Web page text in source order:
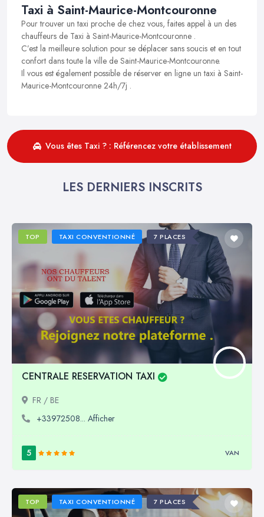
Taxi à Saint-Maurice-Montcouronne
Pour trouver un taxi proche de chez vous, faites appel à un des
chauffeurs de Taxi à Saint-Maurice-Montcouronne .
C’est la meilleure solution pour se déplacer sans soucis et en tout
confort dans toute la ville de Saint-Maurice-Montcouronne.
Il vous est également possible de réserver en ligne un taxi à Saint-
Maurice-Montcouronne 24h/7j .
Vous êtes Taxi ? : Référencez votre établissement
LES DERNIERS INSCRITS
TOP TAXI CONVENTIONNÉ 7 PLACES
CENTRALE RESERVATION TAXI
FR / BE
+33972508... Afficher
5 VAN
TOP TAXI CONVENTIONNÉ 7 PLACES